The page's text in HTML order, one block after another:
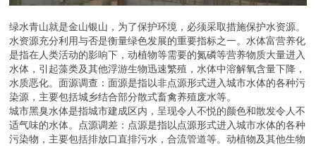
绿水青山就是金山银山，为了保护环境，必须采取措施保护水资源。
水资源充分利用与否是衡量绿色发展的重要指标之一。水体富营养化
是指在人类活动的影响下，动植物等需要的氮磷等营养物质大量进入
水体，引起藻类及其他浮游生物迅速繁殖，水体中溶解氧含量下降，
水质恶化。面源调查：面源是指以非点源形式进入城市水体的各种污
染源，主要包括城乡结合部分散式畜禽养殖废水等。
城市黑臭水体是指城市建成区内，呈现令人不悦的颜色和散发令人不
适气味的水体。点源调差：点源是指以点源形式进入城市水体的各种
污染物，主要包括排放口直排污水，合流管道等。动植物及其他生物